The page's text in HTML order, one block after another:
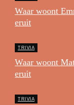
Waar woont
eruit
TRIVIA
Waar woont
eruit
TRIVIA